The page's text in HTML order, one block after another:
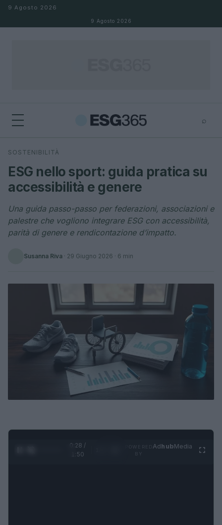
Salta al contenuto
9 Agosto 2026
9 Agosto 2026
⌕
Cerca
SOSTENIBILITÀ
ESG nello sport: guida pratica su
accessibilità e genere
Una guida passo-passo per federazioni, associazioni e
palestre che vogliono integrare ESG con accessibilità,
parità di genere e rendicontazione d’impatto.
Susanna Riva · 29 Giugno 2026 · 6 min
0:30 /
1:50
AdhubMedia